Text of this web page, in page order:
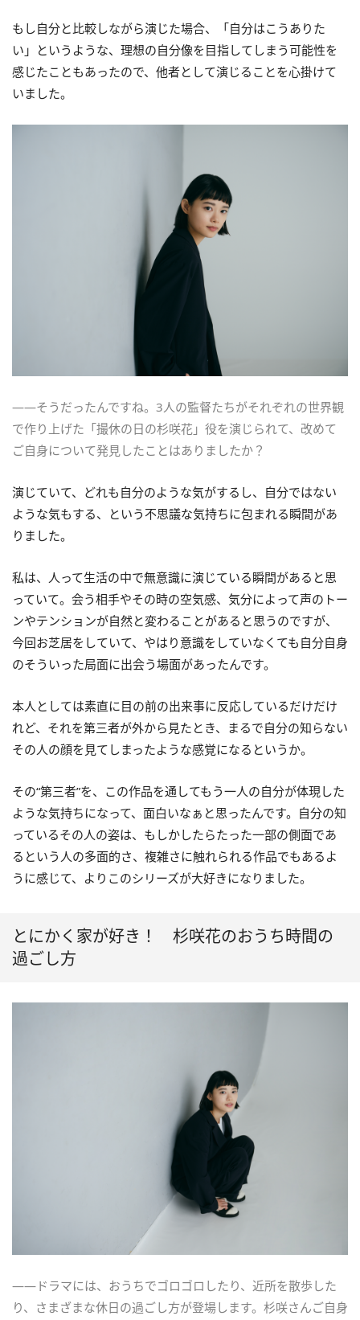
もし自分と比較しながら演じた場合、「自分はこうありた
い」というような、理想の自分像を目指してしまう可能性を
感じたこともあったので、他者として演じることを心掛けて
いました。
――そうだったんですね。3人の監督たちがそれぞれの世界観
で作り上げた「撮休の日の杉咲花」役を演じられて、改めて
ご自身について発見したことはありましたか？
演じていて、どれも自分のような気がするし、自分ではない
ような気もする、という不思議な気持ちに包まれる瞬間があ
りました。
私は、人って生活の中で無意識に演じている瞬間があると思
っていて。会う相手やその時の空気感、気分によって声のトー
ンやテンションが自然と変わることがあると思うのですが、
今回お芝居をしていて、やはり意識をしていなくても自分自身
のそういった局面に出会う場面があったんです。
本人としては素直に目の前の出来事に反応しているだけだけ
れど、それを第三者が外から見たとき、まるで自分の知らない
その人の顔を見てしまったような感覚になるというか。
その“第三者”を、この作品を通してもう一人の自分が体現した
ような気持ちになって、面白いなぁと思ったんです。自分の知
っているその人の姿は、もしかしたらたった一部の側面であ
るという人の多面的さ、複雑さに触れられる作品でもあるよ
うに感じて、よりこのシリーズが大好きになりました。
とにかく家が好き！ 杉咲花のおうち時間の
過ごし方
――ドラマには、おうちでゴロゴロしたり、近所を散歩した
り、さまざまな休日の過ごし方が登場します。杉咲さんご自身